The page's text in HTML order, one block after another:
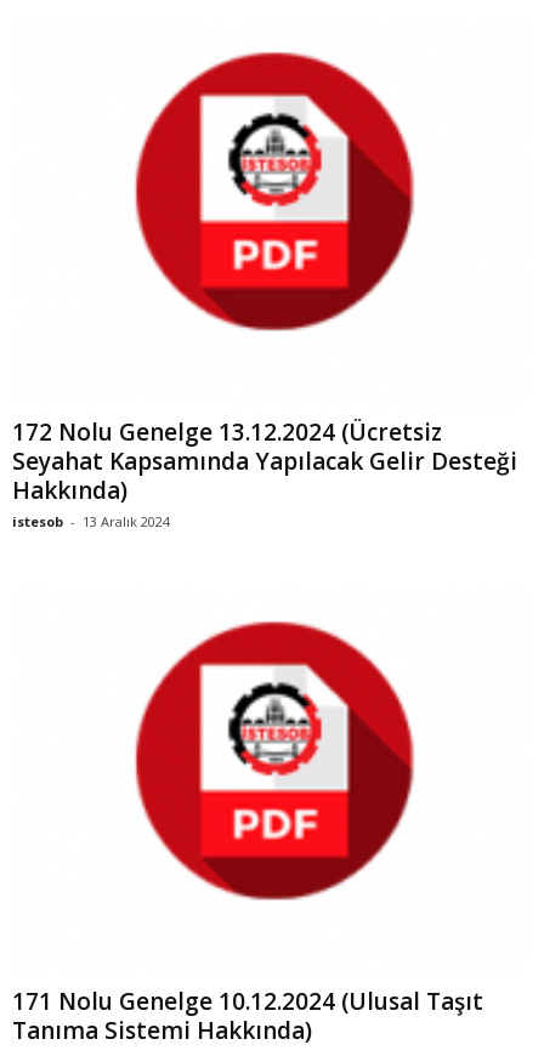
172 Nolu Genelge 13.12.2024 (Ücretsiz
Seyahat Kapsamında Yapılacak Gelir Desteği
Hakkında)
istesob - 13 Aralık 2024
171 Nolu Genelge 10.12.2024 (Ulusal Taşıt
Tanıma Sistemi Hakkında)